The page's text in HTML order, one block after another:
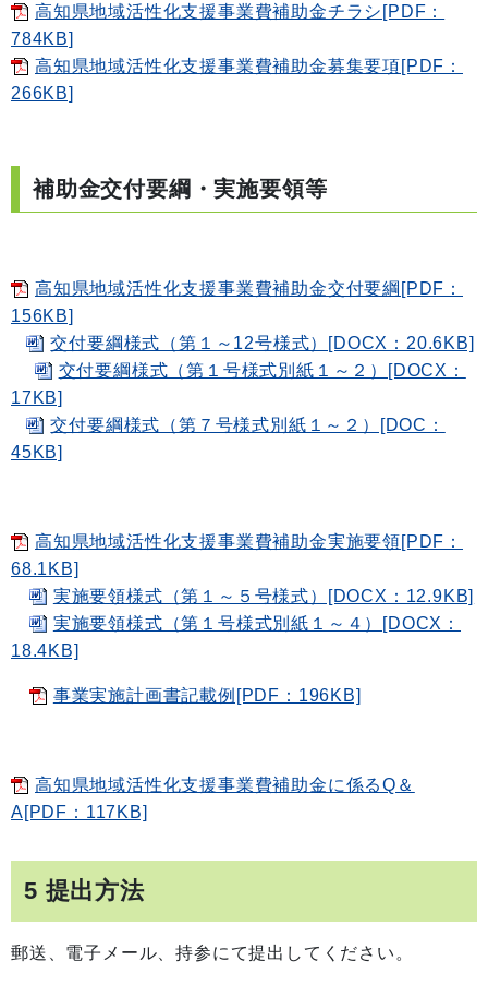
高知県地域活性化支援事業費補助金チラシ[PDF：
784KB]
高知県地域活性化支援事業費補助金募集要項[PDF：
266KB]
補助金交付要綱・実施要領等
高知県地域活性化支援事業費補助金交付要綱[PDF：
156KB]
交付要綱様式（第１～12号様式）[DOCX：20.6KB]
交付要綱様式（第１号様式別紙１～２）[DOCX：
17KB]
交付要綱様式（第７号様式別紙１～２）[DOC：
45KB]
高知県地域活性化支援事業費補助金実施要領[PDF：
68.1KB]
実施要領様式（第１～５号様式）[DOCX：12.9KB]
実施要領様式（第１号様式別紙１～４）[DOCX：
18.4KB]
事業実施計画書記載例[PDF：196KB]
高知県地域活性化支援事業費補助金に係るQ＆
A[PDF：117KB]
5 提出方法
郵送、電子メール、持参にて提出してください。